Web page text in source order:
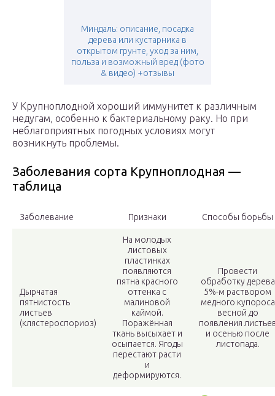
Миндаль: описание, посадка
дерева или кустарника в
открытом грунте, уход за ним,
польза и возможный вред (фото
& видео) +отзывы
У Крупноплодной хороший иммунитет к различным
недугам, особенно к бактериальному раку. Но при
неблагоприятных погодных условиях могут
возникнуть проблемы.
Заболевания сорта Крупноплодная —
таблица
Заболевание Признаки Способы борьбы
Дырчатая
пятнистость
листьев
(клястероспориоз)
На молодых
листовых
пластинках
появляются
пятна красного
оттенка с
малиновой
каймой.
Поражённая
ткань высыхает и
осыпается. Ягоды
перестают расти
и
деформируются.
Провести
обработку дерева
5%-м раствором
медного купороса
весной до
появления
и осенью после
листопада.